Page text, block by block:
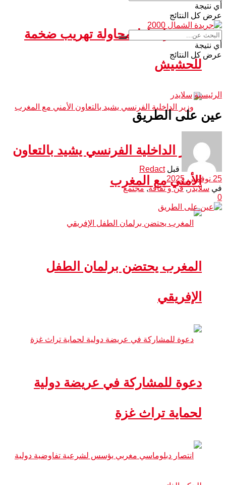
سبتة.. إحباط محاولة تهريب ضخمة
للحشيش
وزير الداخلية الفرنسي يشيد بالتعاون
الأمني مع المغرب
المغرب يحتضن برلمان الطفل
الإفريقي
دعوة للمشاركة في عريضة دولية
لحماية تراث غزة
أي نتيجة
عرض كل النتائج
أي نتيجة
عرض كل النتائج
الرئيسية سلايدر
عين على الطريق
قبل Redact
25 نوفمبر، 2025
في سلايدر,فن و ثقافة,مجتمع
0